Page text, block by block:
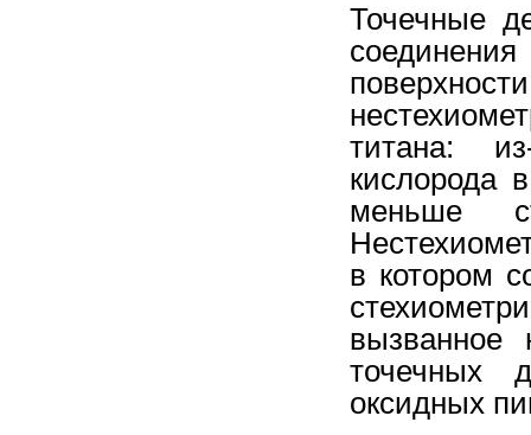
Точечные
титана:
кислорода
меньше
в котором
вызванное
точечных
оксидных